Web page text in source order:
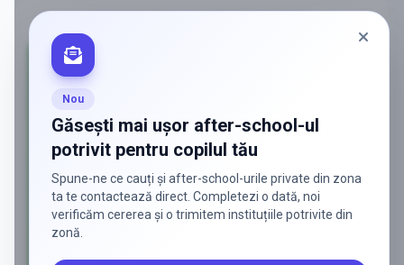
Nou
Găsești mai ușor after-school-ul
potrivit pentru copilul tău
Spune-ne ce cauți și after-school-urile private din zona
ta te contactează direct. Completezi o dată, noi
verificăm cererea și o trimitem instituțiile potrivite din
zonă.